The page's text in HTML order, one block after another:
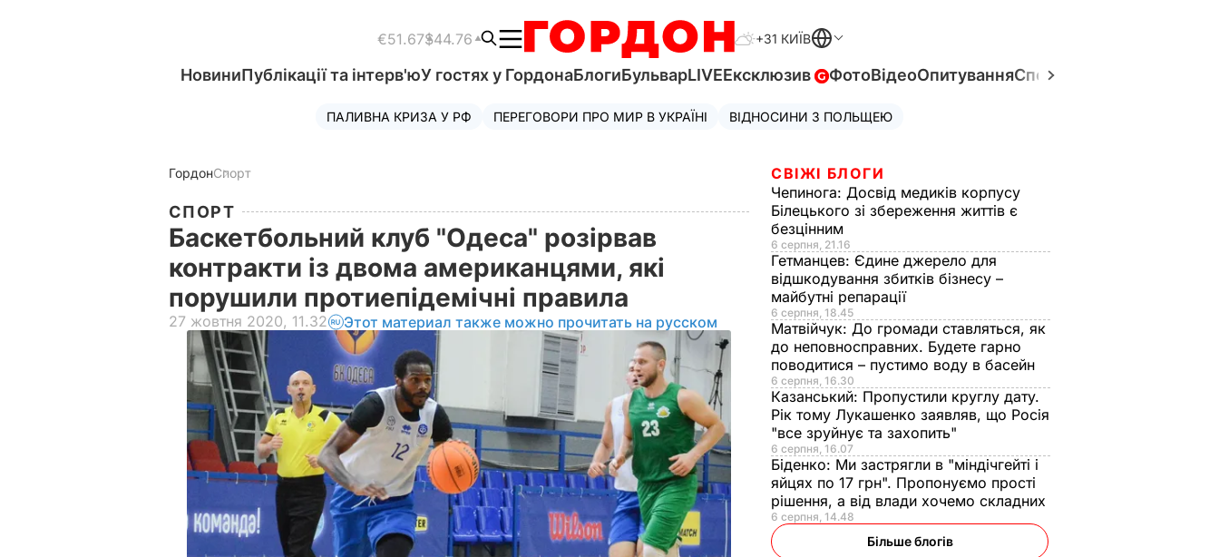
€51.67$44.76 +31 КИЇВ
НовиниПублікації та інтерв'юУ гостях у ГордонаБлогиБульварLIVEЕксклюзив ФотоВідеоОпитуванняСпецпроєкти
ПАЛИВНА КРИЗА У РФ ПЕРЕГОВОРИ ПРО МИР В УКРАЇНІ ВІДНОСИНИ З ПОЛЬЩЕЮ
ГордонСпорт
СПОРТ
Баскетбольний клуб "Одеса" розірвав
контракти із двома американцями, які
порушили протиепідемічні правила
27 жовтня 2020, 11.32 Этот материал также можно прочитать на русском
СВІЖІ БЛОГИ
Чепинога: Досвід медиків корпусу
Білецького зі збереження життів є
безцінним
6 серпня, 21.16
Гетманцев: Єдине джерело для
відшкодування збитків бізнесу –
майбутні репарації
6 серпня, 18.45
Матвійчук: До громади ставляться, як
до неповносправних. Будете гарно
поводитися – пустимо воду в басейн
6 серпня, 16.30
Казанський: Пропустили круглу дату.
Рік тому Лукашенко заявляв, що Росія
"все зруйнує та захопить"
6 серпня, 16.07
Біденко: Ми застрягли в "міндічгейті і
яйцях по 17 грн". Пропонуємо прості
рішення, а від влади хочемо складних
6 серпня, 14.48
Більше блогів